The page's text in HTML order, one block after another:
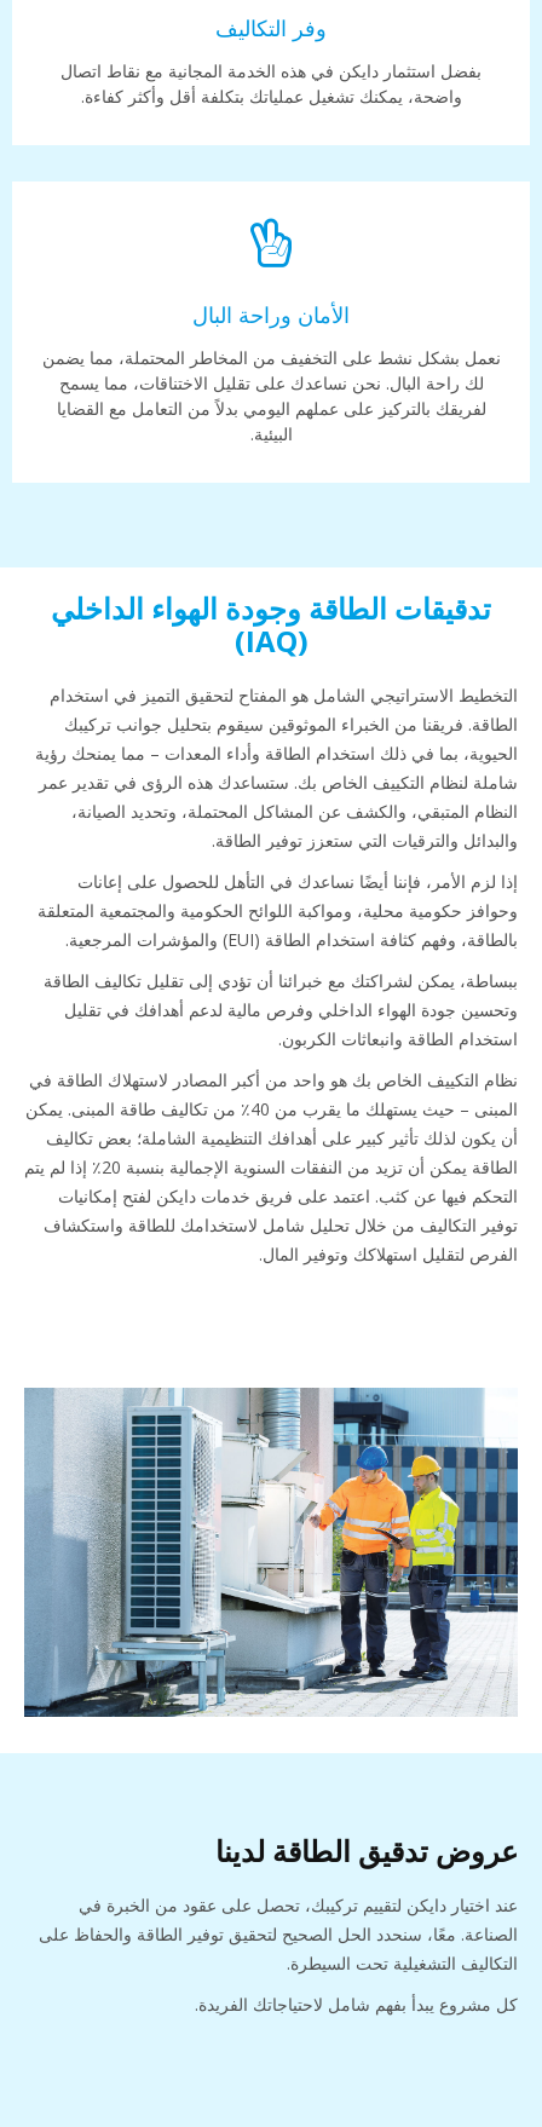
وفر التكاليف
بفضل استثمار دايكن في هذه الخدمة المجانية مع نقاط اتصال
واضحة، يمكنك تشغيل عملياتك بتكلفة أقل وأكثر كفاءة.
الأمان وراحة البال
نعمل بشكل نشط على التخفيف من المخاطر المحتملة، مما يضمن
لك راحة البال. نحن نساعدك على تقليل الاختناقات، مما يسمح
لفريقك بالتركيز على عملهم اليومي بدلاً من التعامل مع القضايا
البيئية.
تدقيقات الطاقة وجودة الهواء الداخلي
التخطيط الاستراتيجي الشامل هو المفتاح لتحقيق التميز في استخدام
الطاقة. فريقنا من الخبراء الموثوقين سيقوم بتحليل جوانب تركيبك
الحيوية، بما في ذلك استخدام الطاقة وأداء المعدات – مما يمنحك رؤية
شاملة لنظام التكييف الخاص بك. ستساعدك هذه الرؤى في تقدير عمر
النظام المتبقي، والكشف عن المشاكل المحتملة، وتحديد الصيانة،
والبدائل والترقيات التي ستعزز توفير الطاقة.
إذا لزم الأمر، فإننا أيضًا نساعدك في التأهل للحصول على إعانات
وحوافز حكومية محلية، ومواكبة اللوائح الحكومية والمجتمعية المتعلقة
بالطاقة، وفهم كثافة استخدام الطاقة (EUI) والمؤشرات المرجعية.
ببساطة، يمكن لشراكتك مع خبرائنا أن تؤدي إلى تقليل تكاليف الطاقة
وتحسين جودة الهواء الداخلي وفرص مالية لدعم أهدافك في تقليل
استخدام الطاقة وانبعاثات الكربون.
نظام التكييف الخاص بك هو واحد من أكبر المصادر لاستهلاك الطاقة في
المبنى – حيث يستهلك ما يقرب من 40٪ من تكاليف طاقة المبنى. يمكن
أن يكون لذلك تأثير كبير على أهدافك التنظيمية الشاملة؛ بعض تكاليف
الطاقة يمكن أن تزيد من النفقات السنوية الإجمالية بنسبة 20٪ إذا لم يتم
التحكم فيها عن كثب. اعتمد على فريق خدمات دايكن لفتح إمكانيات
توفير التكاليف من خلال تحليل شامل لاستخدامك للطاقة واستكشاف
الفرص لتقليل استهلاكك وتوفير المال.
عروض تدقيق الطاقة لدينا
عند اختيار دايكن لتقييم تركيبك، تحصل على عقود من الخبرة في
الصناعة. معًا، سنحدد الحل الصحيح لتحقيق توفير الطاقة والحفاظ على
التكاليف التشغيلية تحت السيطرة.
كل مشروع يبدأ بفهم شامل لاحتياجاتك الفريدة.